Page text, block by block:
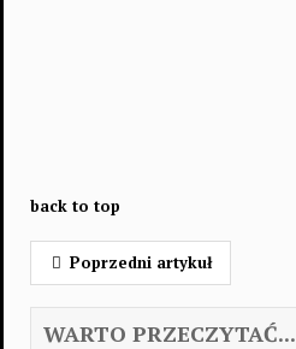
back to top
Poprzedni artykuł
WARTO PRZECZYTAĆ...